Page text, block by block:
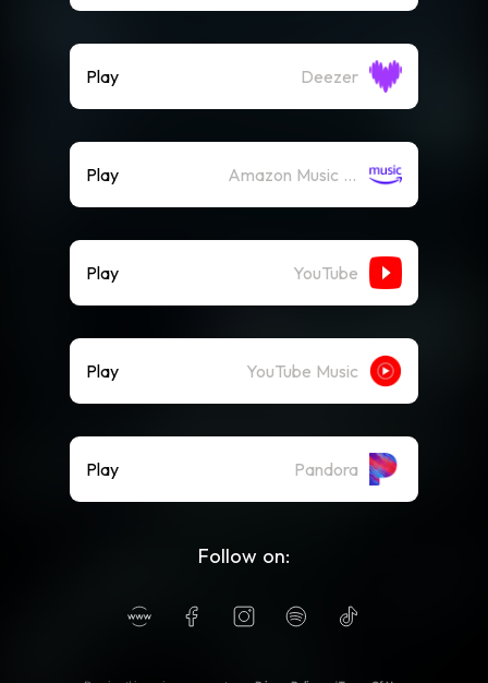
Play Deezer
Play Amazon Music (Streaming)
Play YouTube
Play YouTube Music
Play Pandora
Follow on: